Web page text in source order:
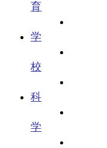
育
学
校
科
学